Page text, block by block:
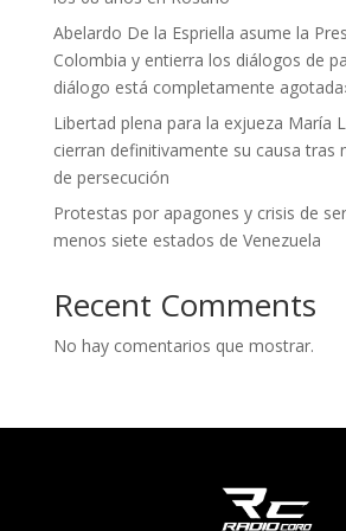
Abelardo De la Espriella asume la
Colombia y entierra los diálogos de
diálogo está completamente
Libertad plena para la exjueza María
cierran definitivamente su causa tras
de persecución
Protestas por apagones y crisis de
menos siete estados de Venezuela
Recent Comments
No hay comentarios que mostrar.